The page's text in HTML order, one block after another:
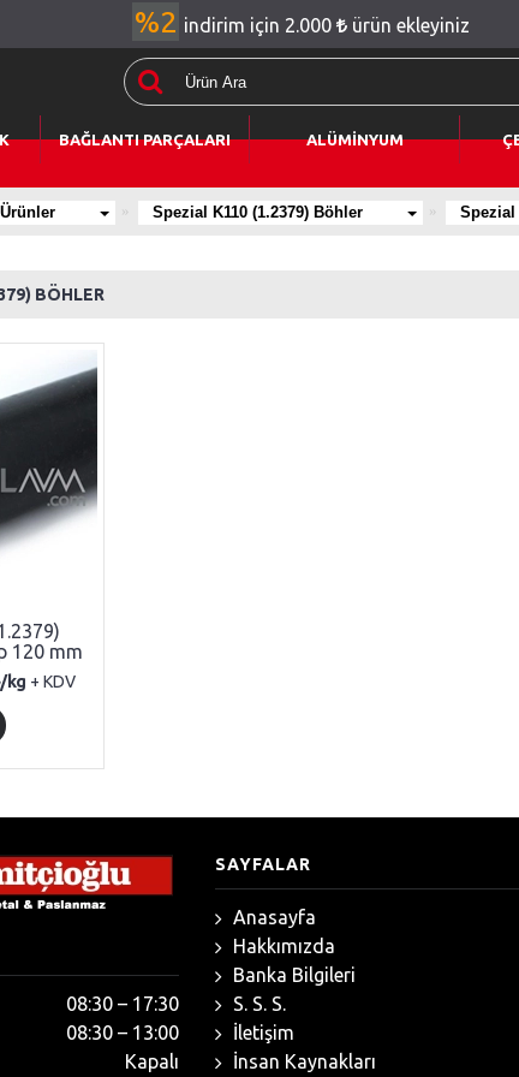
%2 indirim için 2.000 ürün ekleyiniz
BAĞLANTI PARÇALARI ALÜMİNYUM
Spezial K110 (1.2379) Böhler Spezial
BÖHLER
120 mm
/kg + KDV
08:30 – 17:30
08:30 – 13:00
Kapalı
SAYFALAR
Anasayfa
Hakkımızda
Banka Bilgileri
S. S. S.
İletişim
İnsan Kaynakları